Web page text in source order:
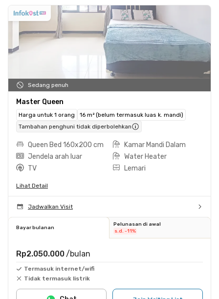
Sedang penuh
Master Queen
Harga untuk 1 orang
16 m² (belum termasuk luas k. mandi)
Tambahan penghuni tidak diperbolehkan
Queen Bed 160x200 cm
Kamar Mandi Dalam
Jendela arah luar
Water Heater
TV
Lemari
Lihat Detail
Jadwalkan Visit
Bayar bulanan
Pelunasan di awal
s.d. -11%
Rp2.050.000 /bulan
Termasuk internet/wifi
Tidak termasuk listrik